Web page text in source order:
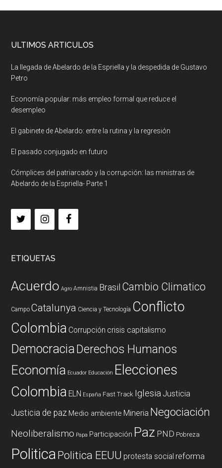
ULTIMOS ARTICULOS
La llegada de Abelardo de la Espriella y la despedida de Gustavo
Petro
Economía popular: más empleo formal que reduce el
desempleo
El gabinete de Abelardo: entre la rutina y la regresión
El pasado conjugado en futuro
Cómplices del patriarcado y la corrupción: las ministras de
Abelardo de la Espriella- Parte 1
ETIQUETAS
Acuerdo Agro Amnistia Brasil Cambio Climatico
Campo Catalunya Ciencia y Tecnología Conflicto
Colombia Corrupción crisis capitalismo
DemocraciaDerechos Humanos
Economía Ecuador Educación Elecciones
Colombia ELN España Fast Track Iglesia Justicia
Justicia de paz Medio ambiente Mineria Negociación
Neoliberalismo Papa Participación Paz PND Pobreza
PoliticaPolitica EEUU protesta social reforma